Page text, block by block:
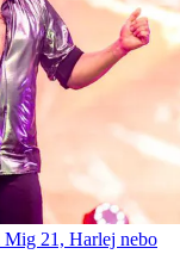
Mig 21, Harlej nebo